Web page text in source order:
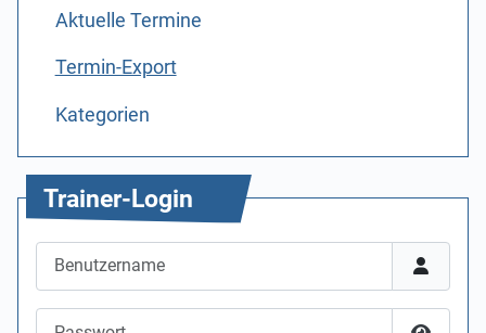
Aktuelle Termine
Termin-Export
Kategorien
Trainer-Login